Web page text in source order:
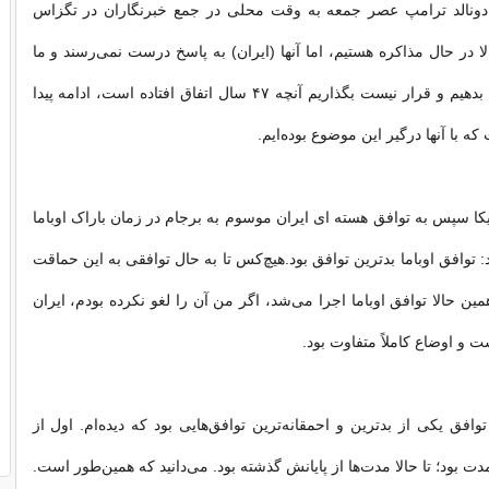
دونالد ترامپ عصر جمعه به وقت محلی در جمع خبرنگاران در تگزاس
در حال مذاکره هستیم، اما آنها (ایران) به پاسخ درست نمی‌رسند و ما
قرار نیست اجازه بدهیم و قرار نیست بگذاریم آنچه ۴۷ سال اتفاق افتاده است، ادامه پیدا
سپس به توافق هسته ای ایران موسوم به برجام در زمان باراک اوباما
اوباما بدترین توافق بود.هیچ‌کس تا به حال توافقی به این حماقت
حالا توافق اوباما اجرا می‌شد، اگر من آن را لغو نکرده بودم، ایران
و اوضاع کاملاً متفاوت بود.
یکی از بدترین و احمقانه‌ترین توافق‌هایی بود که دیده‌ام. اول از
بود؛ تا حالا مدت‌ها از پایانش گذشته بود. می‌دانید که همین‌طور است.